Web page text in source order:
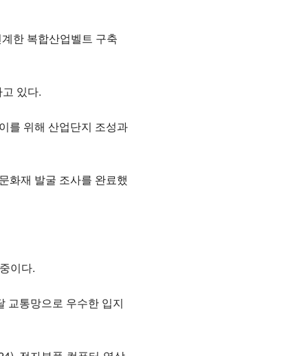
한 복합산업벨트 구축
있다.
를 위해 산업단지 조성과
화재 발굴 조사를 완료했
이다.
교통망으로 우수한 입지